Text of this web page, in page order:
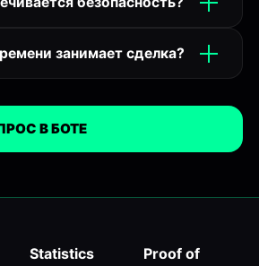
занимает сделка?
В БОТЕ
Statistics
Proof of